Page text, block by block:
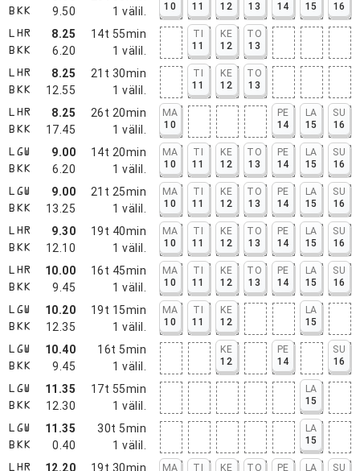
BKK
9.50
1 välil.
10
11
12
13
14
15
16
LHR
BKK
8.25
6.20
14t 55min
1 välil.
TI
11
KE
12
TO
13
LHR
BKK
8.25
12.55
21t 30min
1 välil.
TI
11
KE
12
TO
13
LHR
BKK
8.25
17.45
26t 20min
1 välil.
MA
10
PE
14
LA
15
SU
16
LGW
BKK
9.00
6.20
14t 20min
1 välil.
MA
10
TI
11
KE
12
TO
13
PE
14
LA
15
SU
16
LGW
BKK
9.00
13.25
21t 25min
1 välil.
MA
10
TI
11
KE
12
TO
13
PE
14
LA
15
SU
16
LHR
BKK
9.30
12.10
19t 40min
1 välil.
MA
10
TI
11
KE
12
TO
13
PE
14
LA
15
SU
16
LHR
BKK
10.00
9.45
16t 45min
1 välil.
MA
10
TI
11
KE
12
TO
13
PE
14
LA
15
SU
16
LGW
BKK
10.20
12.35
19t 15min
1 välil.
MA
10
TI
11
KE
12
LA
15
LGW
BKK
10.40
9.45
16t 5min
1 välil.
KE
12
PE
14
SU
16
LGW
BKK
11.35
12.30
17t 55min
1 välil.
LA
15
LGW
BKK
11.35
0.40
30t 5min
1 välil.
LA
15
LHR 12.20 19t 30min MA TI KE TO PE LA SU